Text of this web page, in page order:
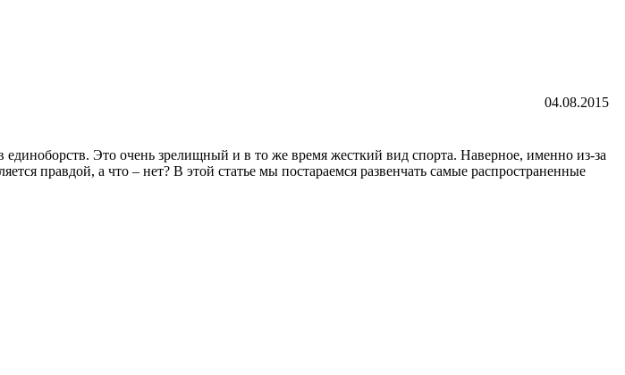
04.08.2015
Это очень зрелищный и в то же время жесткий вид спорта. Наверное, именно из-за
правдой, а что – нет? В этой статье мы постараемся развенчать самые распространенные